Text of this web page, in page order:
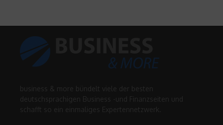
business & more bündelt viele der besten
deutschsprachigen Business -und Finanzseiten und
schafft so ein einmaliges Expertennetzwerk.